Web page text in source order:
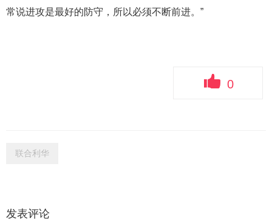
常说进攻是最好的防守，所以必须不断前进。”
0
联合利华
发表评论